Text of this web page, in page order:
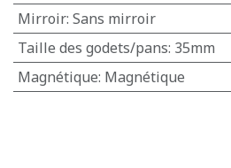
Mirroir: Sans mirroir
Taille des godets/pans: 35mm
Magnétique: Magnétique